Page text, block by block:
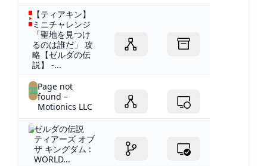
【ティアキン】
ミニチャレンジ
「聖地を見つけ
るのは誰だ」 攻
略【ゼルダの伝
説】 -...
Page not
found –
Motionics LLC
ゼルダの伝説
ティアーズ オブ
ザ キングダム :
WORLD...